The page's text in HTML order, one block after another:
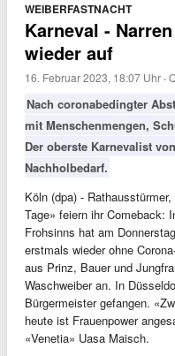
WEIBERFASTNACHT
Karneval -
wieder auf
16. Februar 2023, 18:07 Uhr ·
Nach coronabedingter
mit Menschenmengen,
Der oberste Karnevalist
Nachholbedarf.
Köln (dpa) -
Tage» feiern ihr Comeback:
Frohsinns hat am
erstmals wieder ohne
aus Prinz, Bauer und
Waschweiber an. In
Bürgermeister gefangen.
heute ist Frauenpower
«Venetia» Uasa Maisch.